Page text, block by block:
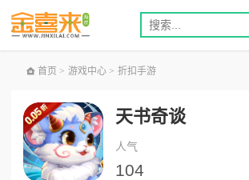
首页 > 游戏中心 > 折扣手游
天书奇谈
人气
104